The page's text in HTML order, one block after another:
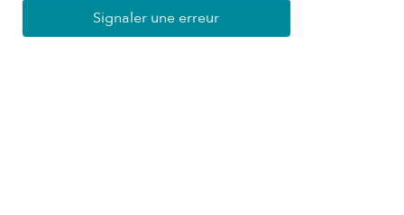
Signaler une erreur